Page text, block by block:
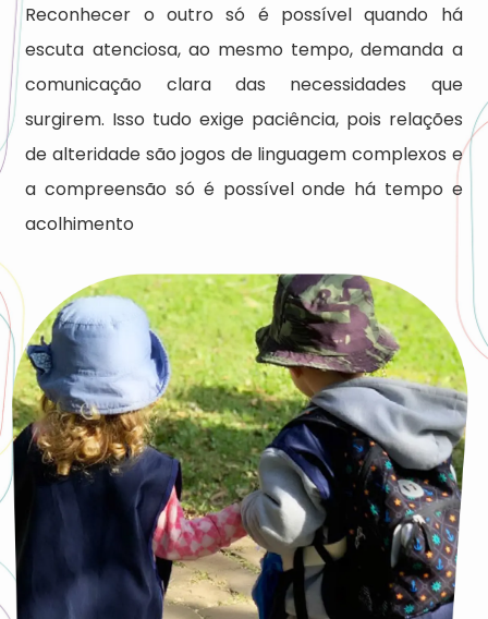
Reconhecer o outro só é possível quando há
escuta atenciosa, ao mesmo tempo, demanda a
comunicação clara das necessidades que
surgirem. Isso tudo exige paciência, pois relações
de alteridade são jogos de linguagem complexos e
a compreensão só é possível onde há tempo e
acolhimento